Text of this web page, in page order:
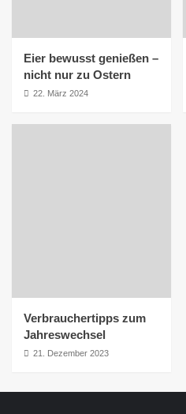
Eier bewusst genießen –
nicht nur zu Ostern
22. März 2024
Verbrauchertipps zum
Jahreswechsel
21. Dezember 2023